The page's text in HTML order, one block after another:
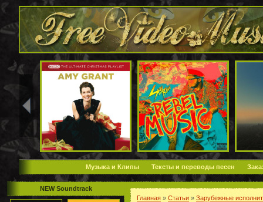
Музыка и Клипы Тексты и переводы песен
NEW Soundtrack
Главная » Статьи » Зарубежные